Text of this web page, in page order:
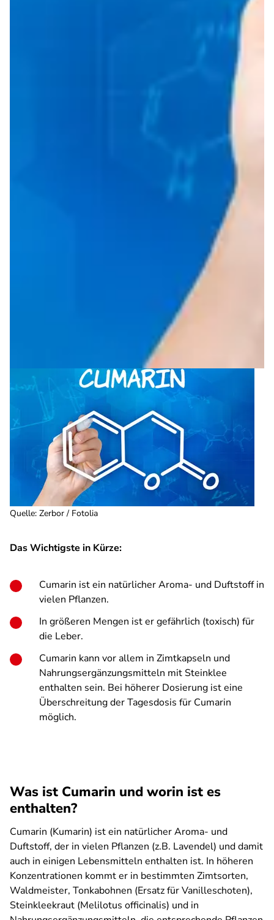
Quelle: Zerbor / Fotolia
Das Wichtigste in Kürze:
Cumarin ist ein natürlicher Aroma- und Duftstoff in
vielen Pflanzen.
In größeren Mengen ist er gefährlich (toxisch) für
die Leber.
Cumarin kann vor allem in Zimtkapseln und
Nahrungsergänzungsmitteln mit Steinklee
enthalten sein. Bei höherer Dosierung ist eine
Überschreitung der Tagesdosis für Cumarin
möglich.
Was ist Cumarin und worin ist es
enthalten?
Cumarin (Kumarin) ist ein natürlicher Aroma- und
Duftstoff, der in vielen Pflanzen (z.B. Lavendel) und damit
auch in einigen Lebensmitteln enthalten ist. In höheren
Konzentrationen kommt er in bestimmten Zimtsorten,
Waldmeister, Tonkabohnen (Ersatz für Vanilleschoten),
Steinkleekraut (Melilotus officinalis) und in